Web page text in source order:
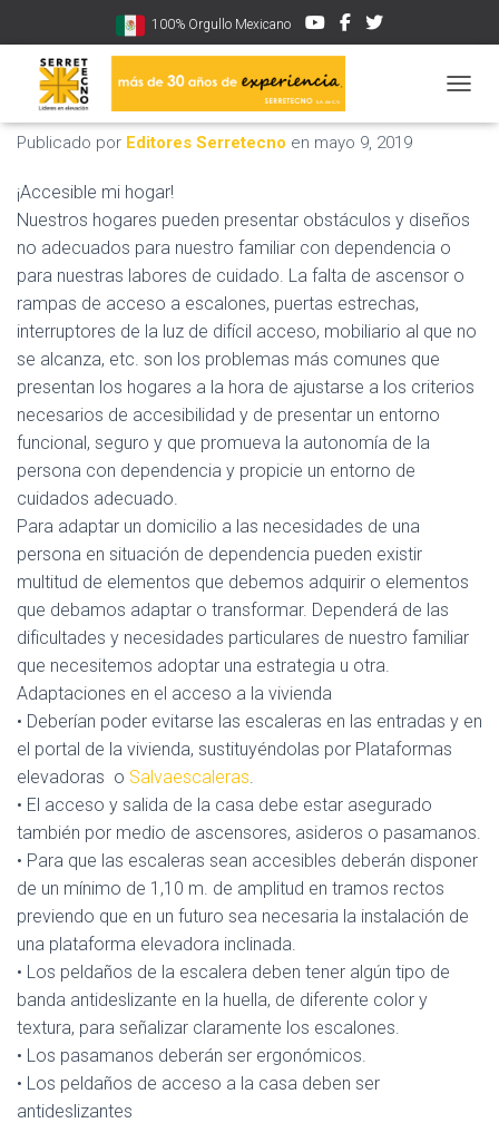
100% Orgullo Mexicano
Plataformas elevadoras
Publicado por Editores Serretecno en mayo 9, 2019
¡Accesible mi hogar!
Nuestros hogares pueden presentar obstáculos y diseños
no adecuados para nuestro familiar con dependencia o
para nuestras labores de cuidado. La falta de ascensor o
rampas de acceso a escalones, puertas estrechas,
interruptores de la luz de difícil acceso, mobiliario al que no
se alcanza, etc. son los problemas más comunes que
presentan los hogares a la hora de ajustarse a los criterios
necesarios de accesibilidad y de presentar un entorno
funcional, seguro y que promueva la autonomía de la
persona con dependencia y propicie un entorno de
cuidados adecuado.
Para adaptar un domicilio a las necesidades de una
persona en situación de dependencia pueden existir
multitud de elementos que debemos adquirir o elementos
que debamos adaptar o transformar. Dependerá de las
dificultades y necesidades particulares de nuestro familiar
que necesitemos adoptar una estrategia u otra.
Adaptaciones en el acceso a la vivienda
• Deberían poder evitarse las escaleras en las entradas y en
el portal de la vivienda, sustituyéndolas por Plataformas
elevadoras o Salvaescaleras.
• El acceso y salida de la casa debe estar asegurado
también por medio de ascensores, asideros o pasamanos.
• Para que las escaleras sean accesibles deberán disponer
de un mínimo de 1,10 m. de amplitud en tramos rectos
previendo que en un futuro sea necesaria la instalación de
una plataforma elevadora inclinada.
• Los peldaños de la escalera deben tener algún tipo de
banda antideslizante en la huella, de diferente color y
textura, para señalizar claramente los escalones.
• Los pasamanos deberán ser ergonómicos.
• Los peldaños de acceso a la casa deben ser
antideslizantes